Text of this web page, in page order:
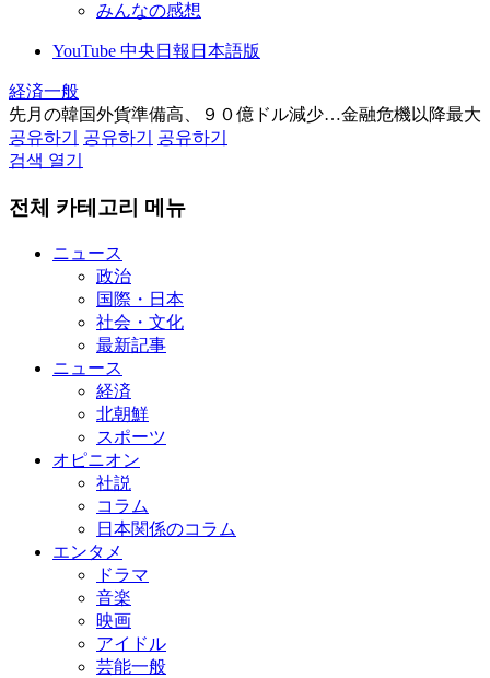
みんなの感想
YouTube 中央日報日本語版
経済一般
先月の韓国外貨準備高、９０億ドル減少…金融危機以降最大
공유하기
공유하기
공유하기
검색 열기
전체 카테고리 메뉴
ニュース
政治
国際・日本
社会・文化
最新記事
ニュース
経済
北朝鮮
スポーツ
オピニオン
社説
コラム
日本関係のコラム
エンタメ
ドラマ
音楽
映画
アイドル
芸能一般